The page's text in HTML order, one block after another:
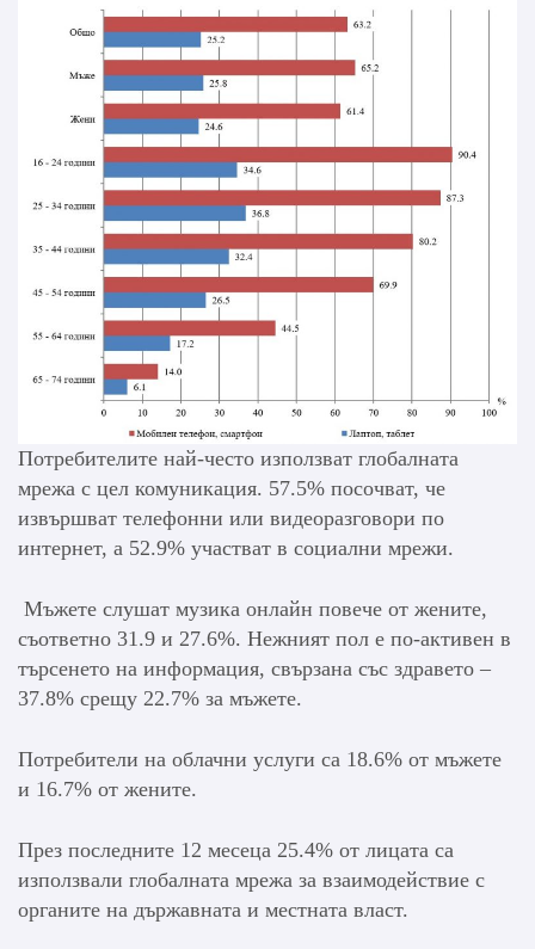
Потребителите най-често използват глобалната
мрежа с цел комуникация. 57.5% посочват, че
извършват телефонни или видеоразговори по
интернет, а 52.9% участват в социални мрежи.
Мъжете слушат музика онлайн повече от жените,
съответно 31.9 и 27.6%. Нежният пол е по-активен в
търсенето на информация, свързана със здравето –
37.8% срещу 22.7% за мъжете.
Потребители на облачни услуги са 18.6% от мъжете
и 16.7% от жените.
През последните 12 месеца 25.4% от лицата са
използвали глобалната мрежа за взаимодействие с
органите на държавната и местната власт.